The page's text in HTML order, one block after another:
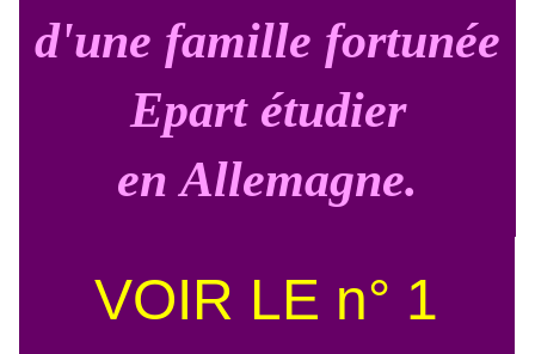
d'une famille fortunée
Epart étudier
en Allemagne.
VOIR LE n° 1